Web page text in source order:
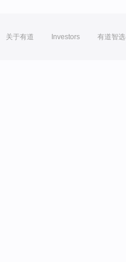
关于有道 Investors 有道智选